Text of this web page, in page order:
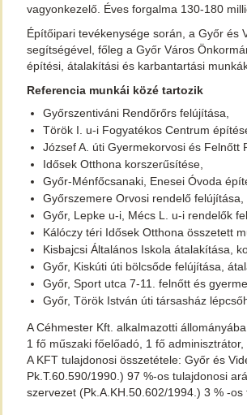
vagyonkezelő. Éves forgalma 130-180
Építőipari tevékenysége során, a Győr és
segítségével, főleg a Győr Város
építési, átalakítási és karbantartási
Referencia munkái közé tartozik
Győrszentiváni Rendőrőrs felújítása,
Török I. u-i Fogyatékos Centrum
József A. úti Gyermekorvosi és Felnőtt
Idősek Otthona korszerűsítése,
Győr-Ménfőcsanaki, Enesei Óvoda
Győrszemere Orvosi rendelő felújítása,
Győr, Lepke u-i, Mécs L. u-i rendelők
Kálóczy téri Idősek Otthona összetett
Kisbajcsi Általános Iskola átalakítása,
Győr, Kiskúti úti bölcsőde felújítása,
Győr, Sport utca 7-11. felnőtt és
Győr, Török István úti társasház
A Céhmester Kft. alkalmazotti
1 fő műszaki főelőadó, 1 fő
A KFT tulajdonosi összetétele: Győr és
Pk.T.60.590/1990.) 97 %-os tulajdonosi
szervezet (Pk.A.KH.50.602/1994.) 3 % -os